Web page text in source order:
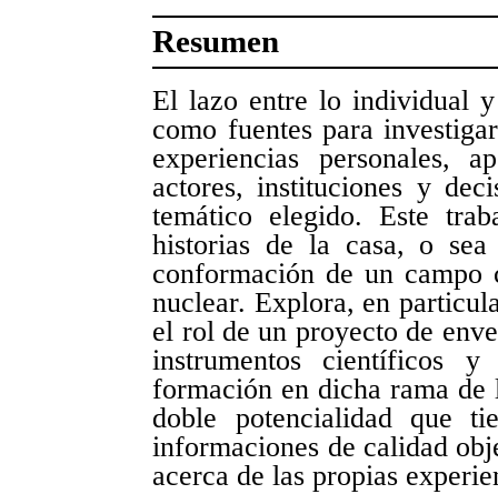
Resumen
El lazo entre lo individual
como fuentes para
experiencias personales,
actores, instituciones y
temático elegido. Este
historias de la casa, o
conformación de un
nuclear. Explora, en
el rol de un proyecto de
instrumentos científicos
formación en dicha rama
doble potencialidad que
informaciones de calidad
acerca de las propias